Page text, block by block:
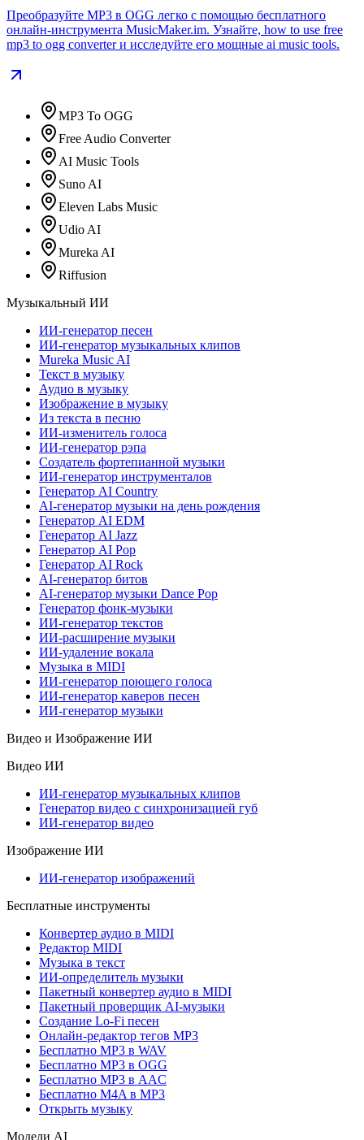
Преобразуйте MP3 в OGG легко с помощью бесплатного
онлайн-инструмента MusicMaker.im. Узнайте, how to use free
mp3 to ogg converter и исследуйте его мощные ai music tools.
MP3 To OGG
Free Audio Converter
AI Music Tools
Suno AI
Eleven Labs Music
Udio AI
Mureka AI
Riffusion
Музыкальный ИИ
ИИ-генератор песен
ИИ-генератор музыкальных клипов
Mureka Music AI
Текст в музыку
Аудио в музыку
Изображение в музыку
Из текста в песню
ИИ-изменитель голоса
ИИ-генератор рэпа
Создатель фортепианной музыки
ИИ-генератор инструменталов
Генератор AI Country
AI-генератор музыки на день рождения
Генератор AI EDM
Генератор AI Jazz
Генератор AI Pop
Генератор AI Rock
AI-генератор битов
AI-генератор музыки Dance Pop
Генератор фонк-музыки
ИИ-генератор текстов
ИИ-расширение музыки
ИИ-удаление вокала
Музыка в MIDI
ИИ-генератор поющего голоса
ИИ-генератор каверов песен
ИИ-генератор музыки
Видео и Изображение ИИ
Видео ИИ
ИИ-генератор музыкальных клипов
Генератор видео с синхронизацией губ
ИИ-генератор видео
Изображение ИИ
ИИ-генератор изображений
Бесплатные инструменты
Конвертер аудио в MIDI
Редактор MIDI
Музыка в текст
ИИ-определитель музыки
Пакетный конвертер аудио в MIDI
Пакетный проверщик AI-музыки
Создание Lo-Fi песен
Онлайн-редактор тегов MP3
Бесплатно MP3 в WAV
Бесплатно MP3 в OGG
Бесплатно MP3 в AAC
Бесплатно M4A в MP3
Открыть музыку
Модели AI